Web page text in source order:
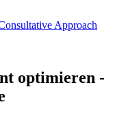
Approach
optimieren -